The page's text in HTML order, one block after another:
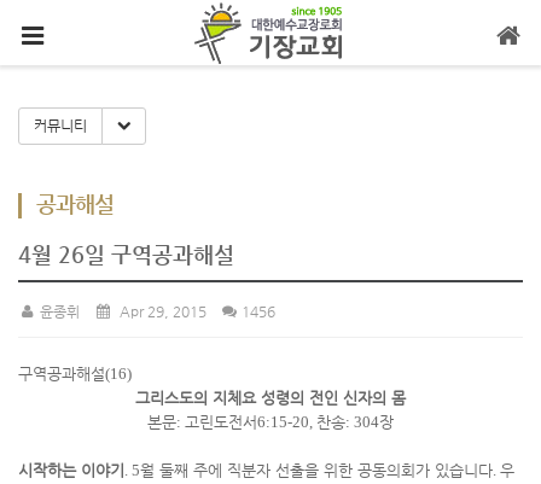
커뮤니티 Toggle Dropdown
공과해설
4월 26일 구역공과해설
윤종휘 Apr 29, 2015 1456
구역공과해설(16)
그리스도의 지체요 성령의 전인 신자의 몸
본문: 고린도전서6:15-20, 찬송: 304장
시작하는 이야기 . 5월 둘째 주에 직분자 선출을 위한 공동의회가 있습니다. 우